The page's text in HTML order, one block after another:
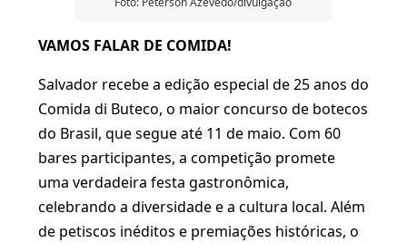
VAMOS FALAR DE COMIDA!
Salvador recebe a edição especial de 25 anos do
Comida di Buteco, o maior concurso de botecos
do Brasil, que segue até 11 de maio. Com 60
bares participantes, a competição promete
uma verdadeira festa gastronômica,
celebrando a diversidade e a cultura local. Além
de petiscos inéditos e premiações históricas, o